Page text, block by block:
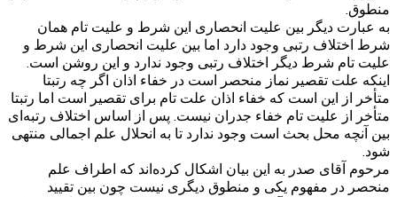
منطوق.
به عبارت دیگر بین علیت انحصاری این شرط و علیت تام همان
شرط اختلاف رتبی وجود دارد اما بین علیت انحصاری این شرط و
علیت تام شرط دیگر اختلاف رتبی وجود ندارد و این روشن است.
اینکه علت تقصیر نماز منحصر است در خفاء اذان اگر چه رتبتا
متأخر از این است که خفاء اذان علت تام برای تقصیر است اما رتبتا
متأخر از علیت تام خفاء‌ جدران نیست. پس از اساس اختلاف رتبه‌ای
بین آنچه محل بحث است وجود ندارد تا به انحلال علم اجمالی منتهی
شود.
مرحوم آقای صدر به این بیان اشکال کرده‌اند که اطراف علم
منحصر در مفهوم یکی و منطوق دیگری نیست چون بین تقیید